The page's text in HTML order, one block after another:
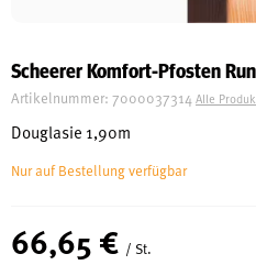
Shop
Scheerer Komfort-Pfosten
Artikelnummer: 7000037314 Alle
Douglasie 1,90m
Nur auf Bestellung verfügbar
66,65 € / St.